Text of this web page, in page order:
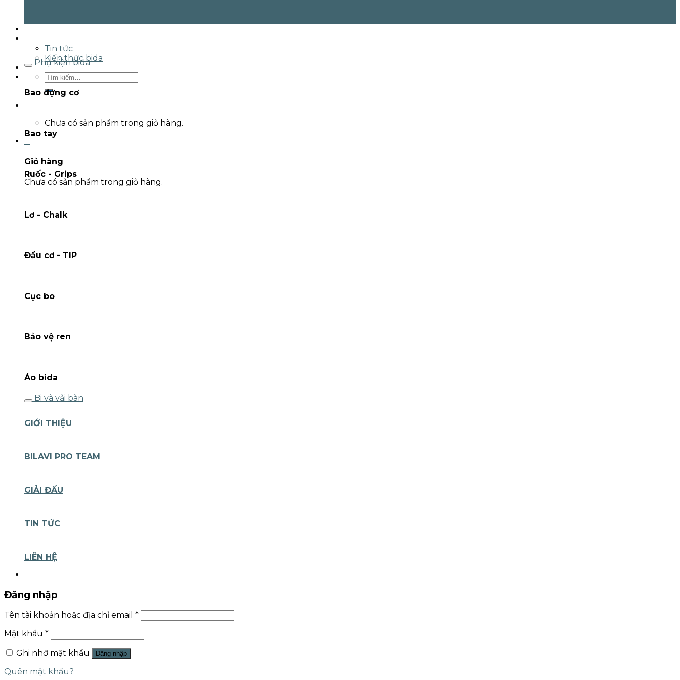
Tin tức
Kiến thức bida
Liên hệ
Tìm
Chưa có sản phẩm trong giỏ hàng.
Giỏ hàng
Chưa có sản phẩm trong giỏ hàng.
Phụ kiện bida
Bao đựng cơ
Bao tay
Ruốc - Grips
Lơ - Chalk
Đầu cơ - TIP
Cục bo
Bảo vệ ren
Áo bida
Bi và vải bàn
GIỚI THIỆU
BILAVI PRO TEAM
GIẢI ĐẤU
TIN TỨC
LIÊN HỆ
Đăng nhập
Tên tài khoản hoặc địa chỉ email *
Mật khẩu *
Ghi nhớ mật khẩu
Đăng nhập
Quên mật khẩu?